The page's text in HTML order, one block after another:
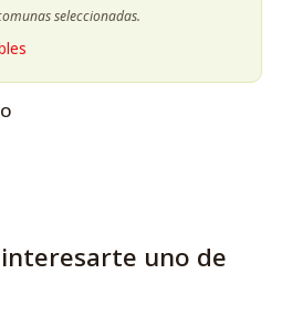
seleccionadas.
uno de